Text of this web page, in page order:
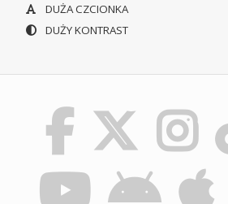
DUŻA CZCIONKA
DUŻY KONTRAST